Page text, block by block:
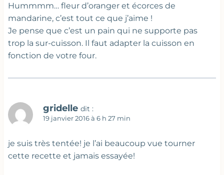
Hummmm… fleur d’oranger et écorces de
mandarine, c’est tout ce que j’aime !
Je pense que c’est un pain qui ne supporte pas
trop la sur-cuisson. Il faut adapter la cuisson en
fonction de votre four.
gridelle dit :
19 janvier 2016 à 6 h 27 min
je suis très tentée! je l’ai beaucoup vue tourner
cette recette et jamais essayée!